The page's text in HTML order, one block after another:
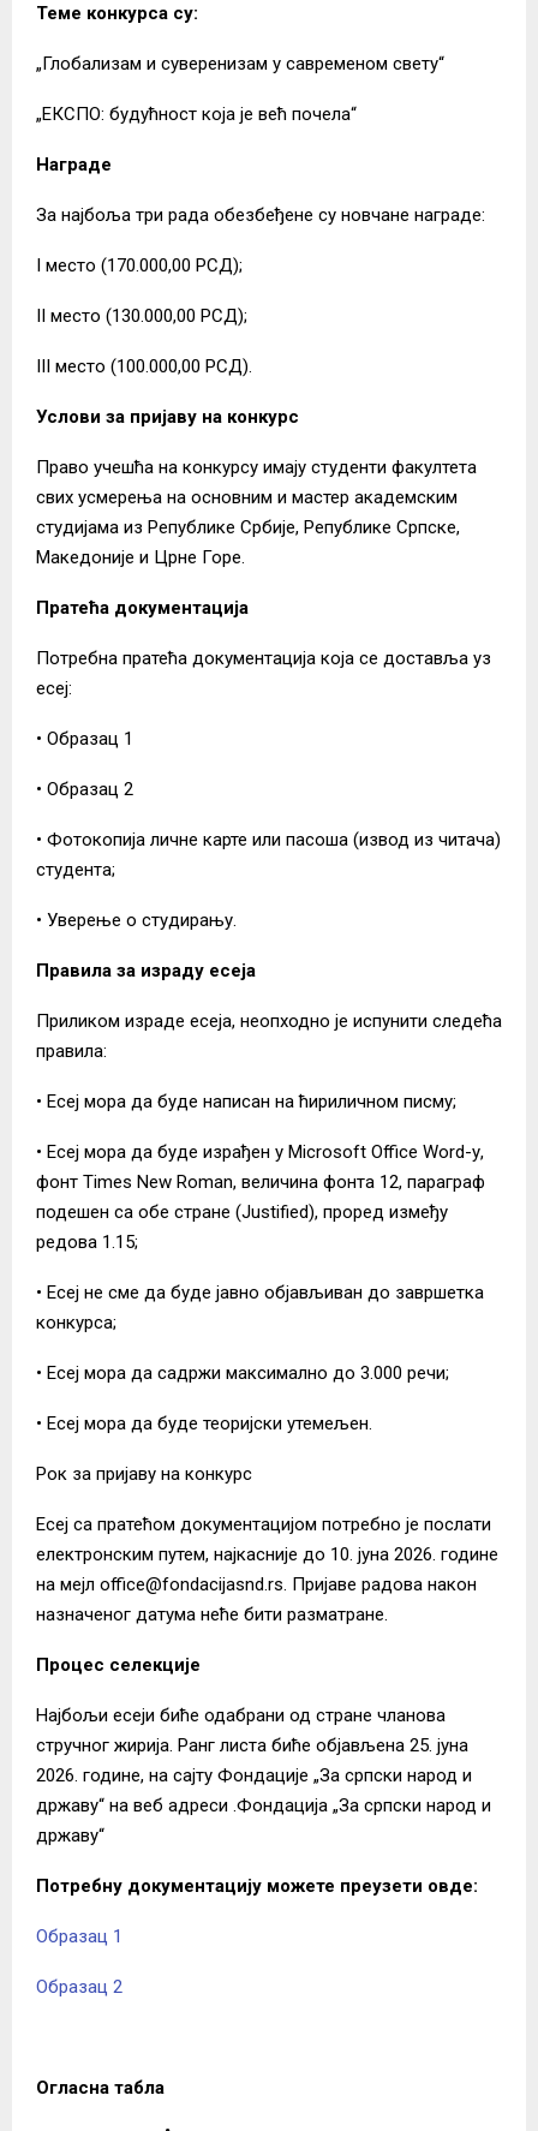
Теме конкурса су:
„Глобализам и суверенизам у савременом свету“
„ЕКСПО: будућност која је већ почела“
Награде
За најбоља три рада обезбеђене су новчане награде:
I место (170.000,00 РСД);
II место (130.000,00 РСД);
III место (100.000,00 РСД).
Услови за пријаву на конкурс
Право учешћа на конкурсу имају студенти факултета
свих усмерења на основним и мастер академским
студијама из Републике Србије, Републике Српске,
Македоније и Црне Горе.
Пратећа документација
Потребна пратећа документација која се доставља уз
есеј:
• Образац 1
• Образац 2
• Фотокопија личне карте или пасоша (извод из читача)
студента;
• Уверење о студирању.
Правила за израду есеја
Приликом израде есеја, неопходно је испунити следећа
правила:
• Есеј мора да буде написан на ћириличном писму;
• Есеј мора да буде израђен у Microsoft Office Word-у,
фонт Times New Roman, величина фонта 12, параграф
подешен са обе стране (Justified), проред између
редова 1.15;
• Есеј не сме да буде јавно објављиван до завршетка
конкурса;
• Есеј мора да садржи максимално до 3.000 речи;
• Есеј мора да буде теоријски утемељен.
Рок за пријаву на конкурс
Есеј са пратећом документацијом потребно је послати
електронским путем, најкасније до 10. јуна 2026. године
на мејл office@fondacijasnd.rs. Пријаве радова након
назначеног датума неће бити разматране.
Процес селекције
Најбољи есеји биће одабрани од стране чланова
стручног жирија. Ранг листа биће објављена 25. јуна
2026. године, на сајту Фондације „За српски народ и
државу“ на веб адреси .Фондација „За српски народ и
државу“
Потребну документацију можете преузети овде:
Образац 1
Образац 2
Огласна табла